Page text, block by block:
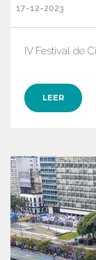
17-12-2023
IV Festival de
LEER